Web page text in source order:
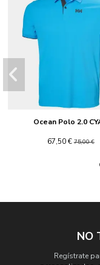
Ocean Polo 2.0
67,50 €75,00 €
NO
Regístrate